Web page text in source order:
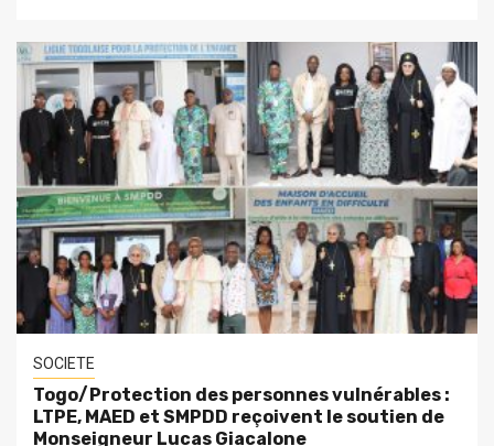
SOCIETE
Togo/Protection des personnes vulnérables :
LTPE, MAED et SMPDD reçoivent le soutien de
Monseigneur Lucas Giacalone